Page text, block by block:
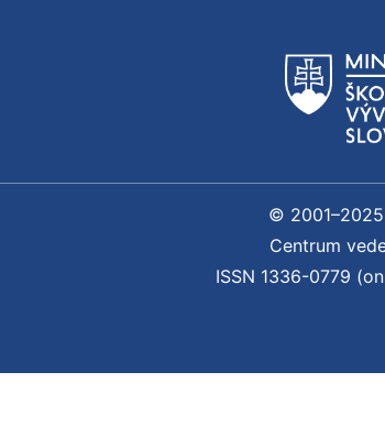
©
Centrum
ISSN 1336-0779